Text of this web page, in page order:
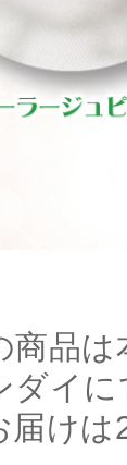
商品
ダイ
届け